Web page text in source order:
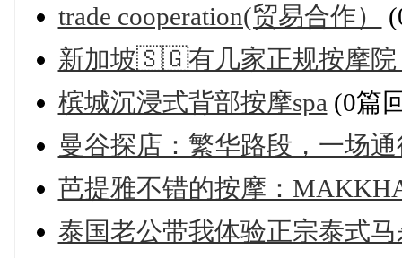
trade cooperation(贸易合作）
新加坡🇸🇬有几家正规按摩院
槟城沉浸式背部按摩spa (0篇
曼谷探店：繁华路段，一场
芭提雅不错的按摩：
泰国老公带我体验正宗泰式马